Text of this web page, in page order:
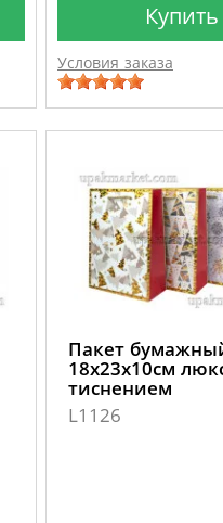
Купить
Условия заказа
Пакет
18х23х10см
тиснением
L1126